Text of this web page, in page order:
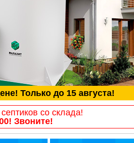
Только до 15 августа!
со склада!
Звоните!